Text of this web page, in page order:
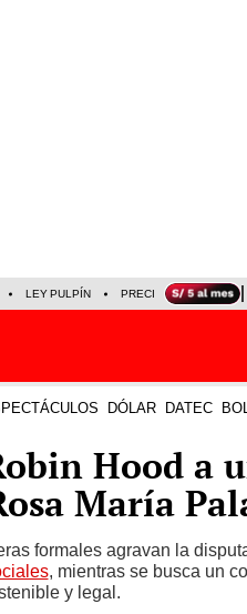
LEY PULPÍN PRECIO DEL DÓLAR
DÓLAR DATEC
Hood a
María
formales agravan la
, mientras se busca un
y legal.